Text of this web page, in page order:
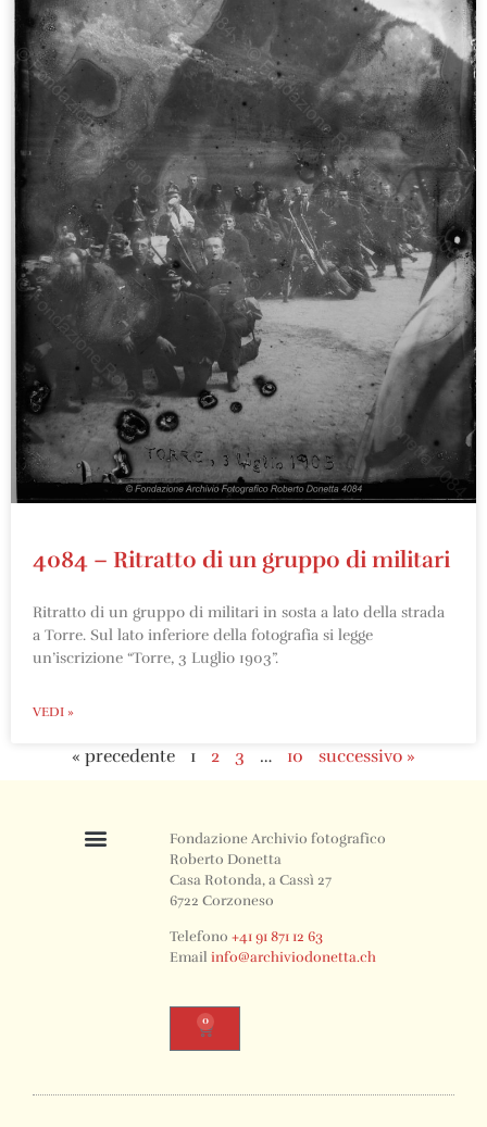
4084 – Ritratto di un gruppo di militari
Ritratto di un gruppo di militari in sosta a lato della strada
a Torre. Sul lato inferiore della fotografia si legge
un’iscrizione “Torre, 3 Luglio 1903”.
VEDI »
« precedente 1 2 3 … 10 successivo »
Fondazione Archivio fotografico
Roberto Donetta
Casa Rotonda, a Cassì 27
6722 Corzoneso
Telefono+41 91 871 12 63
Emailinfo@archiviodonetta.ch
0